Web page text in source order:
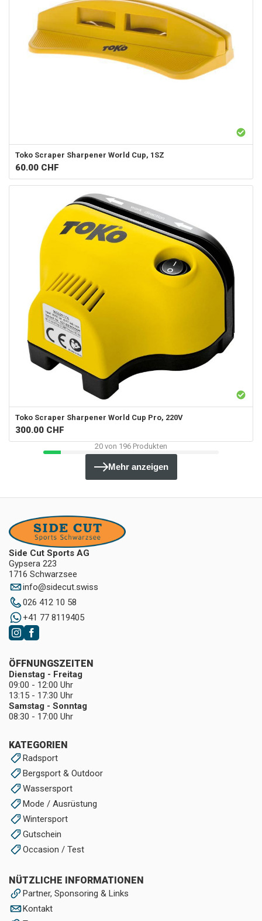
Toko Scraper Sharpener World Cup, 1SZ
60.00 CHF
Toko Scraper Sharpener World Cup Pro, 220V
300.00 CHF
20 von 196 Produkten
Mehr anzeigen
Side Cut Sports AG
Gypsera 223
1716 Schwarzsee
info@sidecut.swiss
026 412 10 58
+41 77 8119405
KATEGORIEN
Radsport
Bergsport & Outdoor
Wassersport
Mode / Ausrüstung
Wintersport
Gutschein
Occasion / Test
NÜTZLICHE INFORMATIONEN
Partner, Sponsoring & Links
Kontakt
ÖFFNUNGSZEITEN
Dienstag - Freitag
09:00 - 12:00 Uhr
13:15 - 17:30 Uhr
Samstag - Sonntag
08:30 - 17:00 Uhr